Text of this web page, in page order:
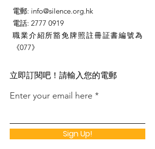
電郵: info@silence.org.hk
電話: 2777 0919
職業介紹所豁免牌照註冊証書編號為
《077》
​立即訂閱吧！請輸入您的電郵
Enter your email here
Sign Up!